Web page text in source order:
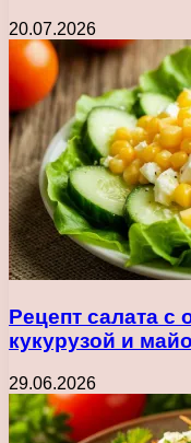
20.07.2026
Рецепт салата с
кукурузой и
29.06.2026